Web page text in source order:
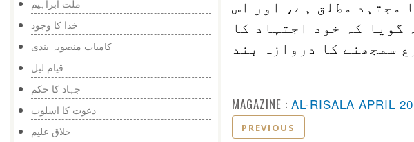
مجتہد مطلق ہے، اور اس
گویا کہ خود اجتہاد کا
سمجھنے کا دروازہ بند
MAGAZINE : AL-RISALA APRIL
PREVIOUS
ملت ابراہیم
خدا کا وجود
کامیاب منصوبہ بندی
قیام لیل
جہاد کا حکم
دعوت کا اسلوب
خلاق علیم